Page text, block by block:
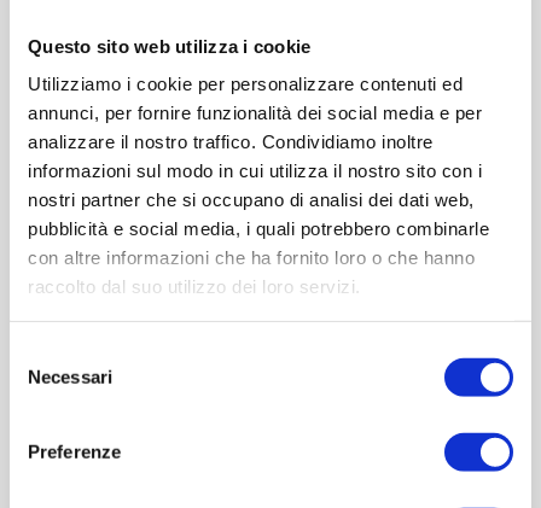
Questo sito web utilizza i cookie
Utilizziamo i cookie per personalizzare contenuti ed
annunci, per fornire funzionalità dei social media e per
analizzare il nostro traffico. Condividiamo inoltre
informazioni sul modo in cui utilizza il nostro sito con i
nostri partner che si occupano di analisi dei dati web,
pubblicità e social media, i quali potrebbero combinarle
con altre informazioni che ha fornito loro o che hanno
raccolto dal suo utilizzo dei loro servizi.
delNecessari
Preferenze
Contattaci
Cod.: BRF609
Please select the address you want to ship to
ACQUISTA